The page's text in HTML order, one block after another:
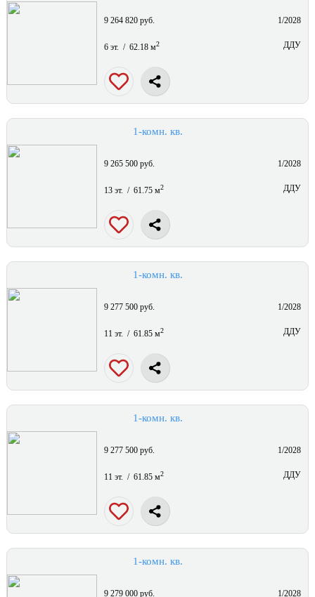
9 264 820 руб. 1/2028
6 эт. / 62.18 м2 ДДУ
1-комн. кв.
9 265 500 руб. 1/2028
13 эт. / 61.75 м2 ДДУ
1-комн. кв.
9 277 500 руб. 1/2028
11 эт. / 61.85 м2 ДДУ
1-комн. кв.
9 277 500 руб. 1/2028
11 эт. / 61.85 м2 ДДУ
1-комн. кв.
9 279 000 руб. 1/2028